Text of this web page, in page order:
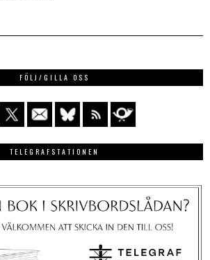
FÖLJ/GILLA OSS
TELEGRAFSTATIONEN